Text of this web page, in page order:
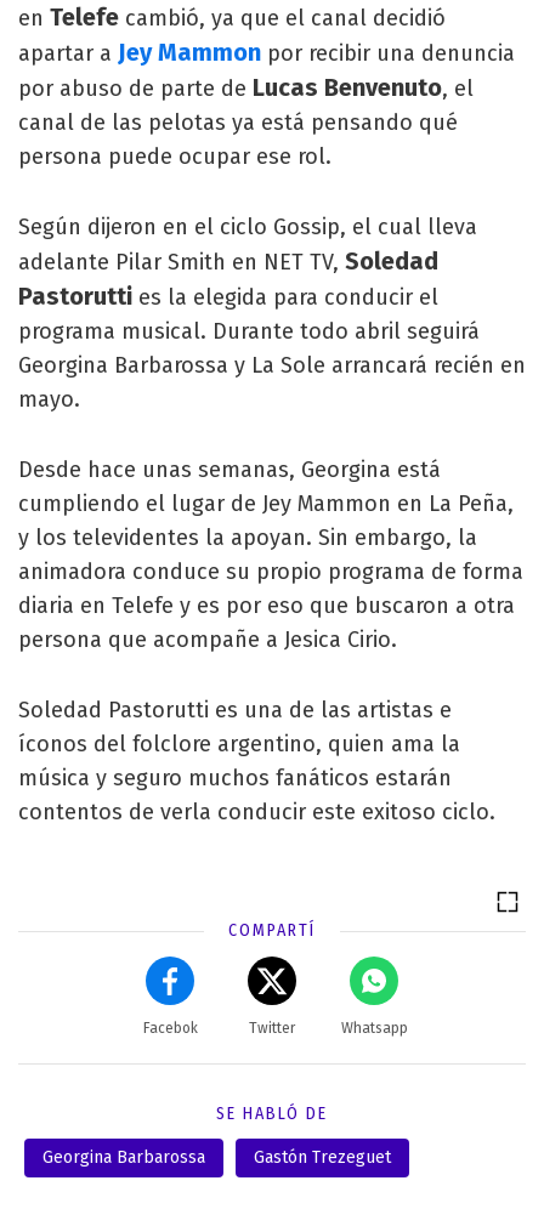
en Telefe cambió, ya que el canal decidió
apartar a Jey Mammon por recibir una denuncia
por abuso de parte de Lucas Benvenuto, el
canal de las pelotas ya está pensando qué
persona puede ocupar ese rol.
Según dijeron en el ciclo Gossip, el cual lleva
adelante Pilar Smith en NET TV, Soledad
Pastorutti es la elegida para conducir el
programa musical. Durante todo abril seguirá
Georgina Barbarossa y La Sole arrancará recién en
mayo.
Desde hace unas semanas, Georgina está
cumpliendo el lugar de Jey Mammon en La Peña,
y los televidentes la apoyan. Sin embargo, la
animadora conduce su propio programa de forma
diaria en Telefe y es por eso que buscaron a otra
persona que acompañe a Jesica Cirio.
Soledad Pastorutti es una de las artistas e
íconos del folclore argentino, quien ama la
música y seguro muchos fanáticos estarán
contentos de verla conducir este exitoso ciclo.
COMPARTÍ
Facebok Twitter Whatsapp
SE HABLÓ DE
Georgina Barbarossa Gastón Trezeguet